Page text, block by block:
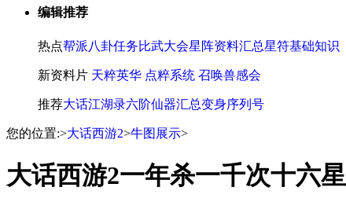
编辑推荐
热点帮派八卦任务比武大会星阵资料汇总星符基础知识
新资料片 天粹英华 点粹系统 召唤兽感会
推荐大话江湖录六阶仙器汇总变身序列号
您的位置:>大话西游2>牛图展示>
大话西游2一年杀一千次十六